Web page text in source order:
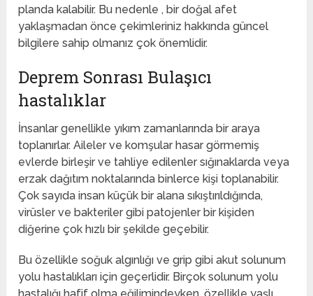
planda kalabilir. Bu nedenle , bir doğal afet
yaklaşmadan önce çekimleriniz hakkında güncel
bilgilere sahip olmanız çok önemlidir.
Deprem Sonrası Bulaşıcı
hastalıklar
İnsanlar genellikle yıkım zamanlarında bir araya
toplanırlar. Aileler ve komşular hasar görmemiş
evlerde birleşir ve tahliye edilenler sığınaklarda veya
erzak dağıtım noktalarında binlerce kişi toplanabilir.
Çok sayıda insan küçük bir alana sıkıştırıldığında,
virüsler ve bakteriler gibi patojenler bir kişiden
diğerine çok hızlı bir şekilde geçebilir.
Bu özellikle soğuk algınlığı ve grip gibi akut solunum
yolu hastalıkları için geçerlidir. Birçok solunum yolu